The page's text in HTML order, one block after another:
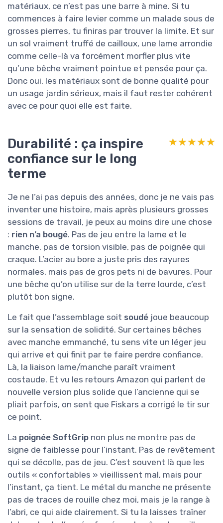
matériaux, ce n’est pas une barre à mine. Si tu
commences à faire levier comme un malade sous de
grosses pierres, tu finiras par trouver la limite. Et sur
un sol vraiment truffé de cailloux, une lame arrondie
comme celle-là va forcément morfler plus vite
qu’une bêche vraiment pointue et pensée pour ça.
Donc oui, les matériaux sont de bonne qualité pour
un usage jardin sérieux, mais il faut rester cohérent
avec ce pour quoi elle est faite.
Durabilité : ça inspire
confiance sur le long
terme
★★★★★
★★★★★
Je ne l’ai pas depuis des années, donc je ne vais pas
inventer une histoire, mais après plusieurs grosses
sessions de travail, je peux au moins dire une chose
: rien n’a bougé. Pas de jeu entre la lame et le
manche, pas de torsion visible, pas de poignée qui
craque. L’acier au bore a juste pris des rayures
normales, mais pas de gros pets ni de bavures. Pour
une bêche qu’on utilise sur de la terre lourde, c’est
plutôt bon signe.
Le fait que l’assemblage soit soudé joue beaucoup
sur la sensation de solidité. Sur certaines bêches
avec manche emmanché, tu sens vite un léger jeu
qui arrive et qui finit par te faire perdre confiance.
Là, la liaison lame/manche paraît vraiment
costaude. Et vu les retours Amazon qui parlent de
nouvelle version plus solide que l’ancienne qui se
pliait parfois, on sent que Fiskars a corrigé le tir sur
ce point.
La poignée SoftGrip non plus ne montre pas de
signe de faiblesse pour l’instant. Pas de revêtement
qui se décolle, pas de jeu. C’est souvent là que les
outils « confortables » vieillissent mal, mais pour
l’instant, ça tient. Le métal du manche ne présente
pas de traces de rouille chez moi, mais je la range à
l’abri, ce qui aide clairement. Si tu la laisses traîner